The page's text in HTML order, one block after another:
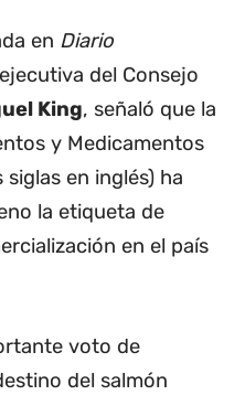
en Diario
del Consejo
King, señaló que la
y Medicamentos
siglas en inglés) ha
la etiqueta de
en el país
voto de
del salmón